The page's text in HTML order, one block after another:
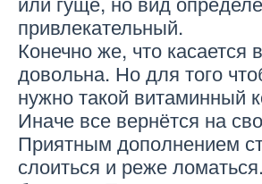
привлекательный.
Конечно же, что касается
довольна. Но для того
нужно такой витаминный
Иначе все вернётся на
Приятным дополнением
слоиться и реже